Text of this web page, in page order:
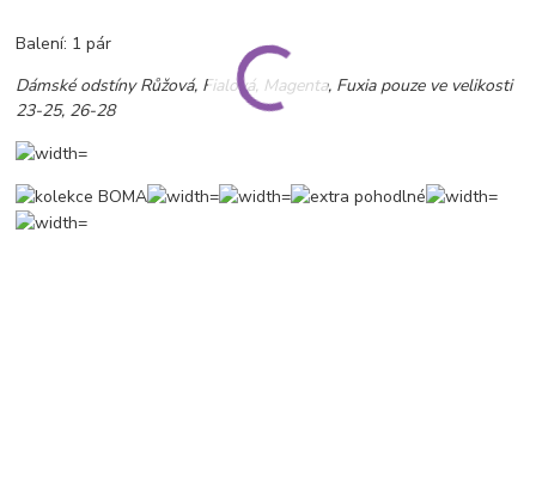
Balení: 1 pár
Dámské odstíny Růžová, Fialová, Magenta, Fuxia pouze ve velikosti
23-25, 26-28